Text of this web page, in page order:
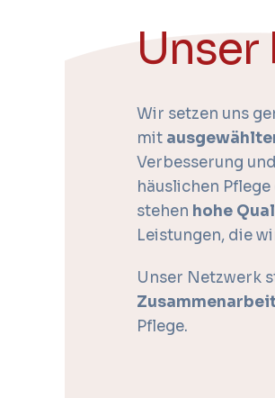
Wir setzen uns
mit
Verbesserung
häuslichen
stehen hohe
Leistungen, die
Unser Netzwerk
Pflege.